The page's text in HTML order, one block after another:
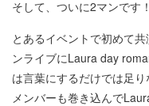
そして、ついに2マンです
とあるイベントで初めて
ンライブにLaura day
は言葉にするだけでは足
メンバーも巻き込んで